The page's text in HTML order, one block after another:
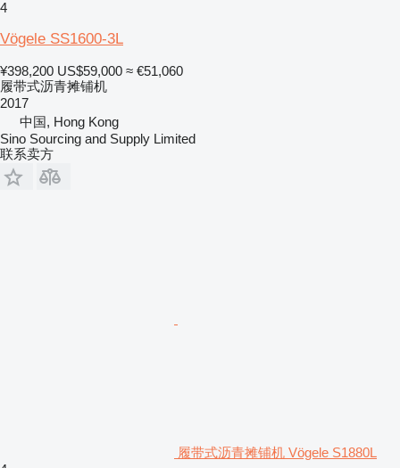
4
Vögele SS1600-3L
¥398,200 US$59,000 ≈ €51,060
履带式沥青摊铺机
2017
中国, Hong Kong
Sino Sourcing and Supply Limited
联系卖方
履带式沥青摊铺机 Vögele S1880L